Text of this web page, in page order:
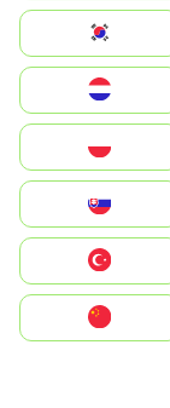
South Korea
United States
中國香港特別行政區